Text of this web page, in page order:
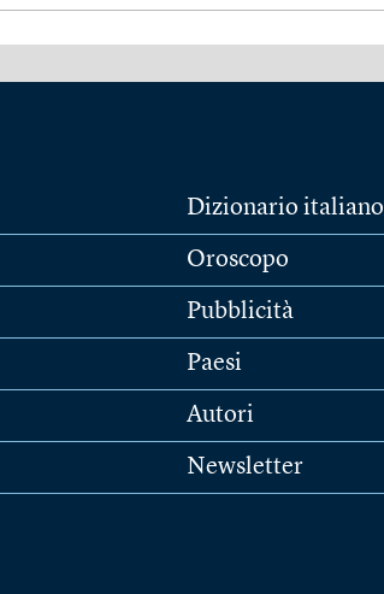
Dizionario italiano
Oroscopo
Pubblicità
Paesi
Autori
Newsletter